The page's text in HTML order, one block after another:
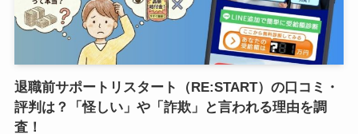
退職前サポートリスタート（RE:START）の口コミ・
評判は？「怪しい」や「詐欺」と言われる理由を調
査！